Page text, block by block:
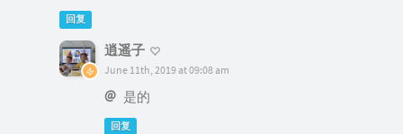
回复
逍遥子
June 11th, 2019 at 09:08 am
@ 是的
回复